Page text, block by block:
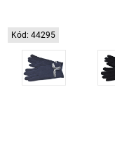
Kód: 44295